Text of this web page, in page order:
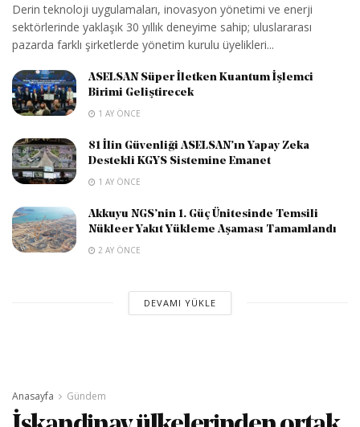
Derin teknoloji uygulamaları, inovasyon yönetimi ve enerji
sektörlerinde yaklaşık 30 yıllık deneyime sahip; uluslararası
pazarda farklı şirketlerde yönetim kurulu üyelikleri...
ASELSAN Süper İletken Kuantum İşlemci
Birimi Geliştirecek
1 AY ÖNCE
81 İlin Güvenliği ASELSAN’ın Yapay Zeka
Destekli KGYS Sistemine Emanet
1 AY ÖNCE
Akkuyu NGS’nin 1. Güç Ünitesinde Temsili
Nükleer Yakıt Yükleme Aşaması Tamamlandı
2 AY ÖNCE
DEVAMI YÜKLE
Anasayfa Gündem